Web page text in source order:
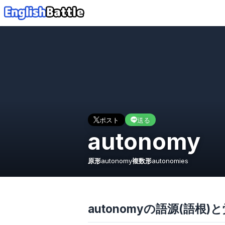
ポスト 送る
autonomy
原形autonomy複数形autonomies
autonomyの語源(語根)と